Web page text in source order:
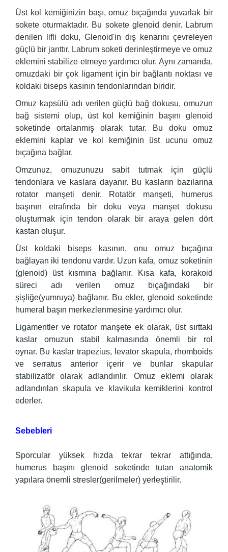
Üst kol kemiğinizin başı, omuz bıçağında yuvarlak bir
sokete oturmaktadır. Bu sokete glenoid denir. Labrum
denilen lifli doku, Glenoid'in dış kenarını çevreleyen
güçlü bir janttır. Labrum soketi derinleştirmeye ve omuz
eklemini stabilize etmeye yardımcı olur. Aynı zamanda,
omuzdaki bir çok ligament için bir bağlantı noktası ve
koldaki biseps kasının tendonlarından biridir.
Omuz kapsülü adı verilen güçlü bağ dokusu, omuzun
bağ sistemi olup, üst kol kemiğinin başını glenoid
soketinde ortalanmış olarak tutar. Bu doku omuz
eklemini kaplar ve kol kemiğinin üst ucunu omuz
bıçağına bağlar.
Omzunuz, omuzunuzu sabit tutmak için güçlü
tendonlara ve kaslara dayanır. Bu kasların bazılarına
rotator manşeti denir. Rotatör manşeti, humerus
başının etrafında bir doku veya manşet dokusu
oluşturmak için tendon olarak bir araya gelen dört
kastan oluşur.
Üst koldaki biseps kasının, onu omuz bıçağına
bağlayan iki tendonu vardır. Uzun kafa, omuz soketinin
(glenoid) üst kısmına bağlanır. Kısa kafa, korakoid
süreci adı verilen omuz bıçağındaki bir
şişliğe(yumruya) bağlanır. Bu ekler, glenoid soketinde
humeral başın merkezlenmesine yardımcı olur.
Ligamentler ve rotator manşete ek olarak, üst sırttaki
kaslar omuzun stabil kalmasında önemli bir rol
oynar. Bu kaslar trapezius, levator skapula, rhomboids
ve serratus anterior içerir ve bunlar skapular
stabilizatör olarak adlandırılır. Omuz eklemi olarak
adlandırılan skapula ve klavikula kemiklerini kontrol
ederler.
Sebebleri
Sporcular yüksek hızda tekrar tekrar attığında,
humerus başını glenoid soketinde tutan anatomik
yapılara önemli stresler(gerilmeler) yerleştirilir.